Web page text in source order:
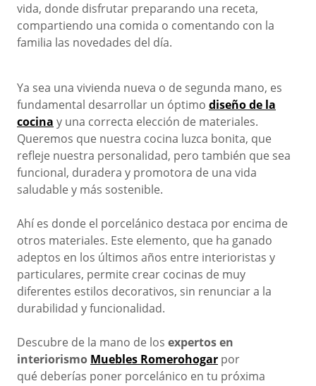
vida, donde disfrutar preparando una receta,
compartiendo una comida o comentando con la
familia las novedades del día.
Ya sea una vivienda nueva o de segunda mano, es
fundamental desarrollar un óptimo diseño de la
cocina y una correcta elección de materiales.
Queremos que nuestra cocina luzca bonita, que
refleje nuestra personalidad, pero también que sea
funcional, duradera y promotora de una vida
saludable y más sostenible.
Ahí es donde el porcelánico destaca por encima de
otros materiales. Este elemento, que ha ganado
adeptos en los últimos años entre interioristas y
particulares, permite crear cocinas de muy
diferentes estilos decorativos, sin renunciar a la
durabilidad yfuncionalidad.
Descubre de la mano de los expertos en
interiorismo Muebles Romerohogar por
qué deberías poner porcelánico en tu próxima